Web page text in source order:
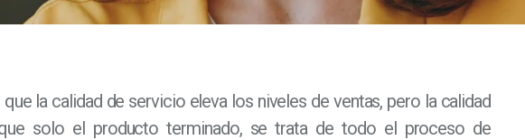
la calidad de servicio eleva los niveles de ventas, pero la calidad
solo el producto terminado, se trata de todo el proceso de